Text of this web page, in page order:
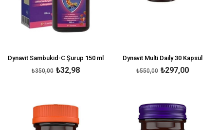
Dynavit Sambukid-C Şurup 150 ml
₺32,98
₺350,00
Dynavit Multi Daily 30 Kapsül
₺297,00
₺550,00